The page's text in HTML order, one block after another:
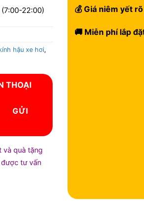
(7:00-22:00)
hậu xe hơi,
THOẠI
và quà tặng
tư vấn
💰 Giá niêm yết
🚚 Miễn phí lắp